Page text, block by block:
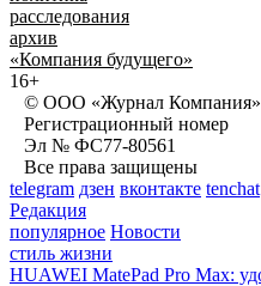
расследования
архив
«Компания будущего»
16+
© ООО «Журнал Компания»
Регистрационный номер
Эл № ФС77-80561
Все права защищены
telegram дзен вконтакте tenchat
Редакция
популярное Новости
стиль жизни
HUAWEI MatePad Pro Max: